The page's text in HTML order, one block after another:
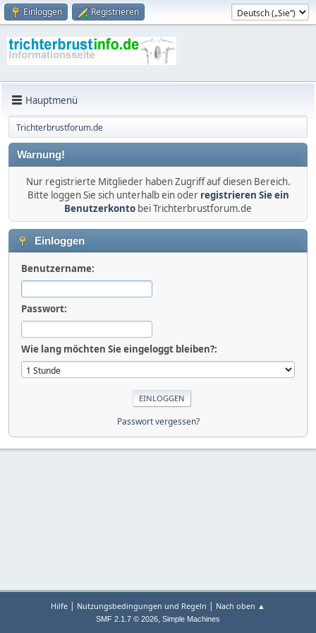
Einloggen Registrieren
Hauptmenü
Trichterbrustforum.de
Warnung!
Nur registrierte Mitglieder haben Zugriff auf diesen Bereich.
Bitte loggen Sie sich unterhalb ein oder registrieren Sie ein
Benutzerkonto bei Trichterbrustforum.de
Einloggen
Benutzername:
Passwort:
Wie lang möchten Sie eingeloggt bleiben?:
Passwort vergessen?
Hilfe | Nutzungsbedingungen und Regeln | Nach oben ▲
SMF 2.1.7 © 2026, Simple Machines